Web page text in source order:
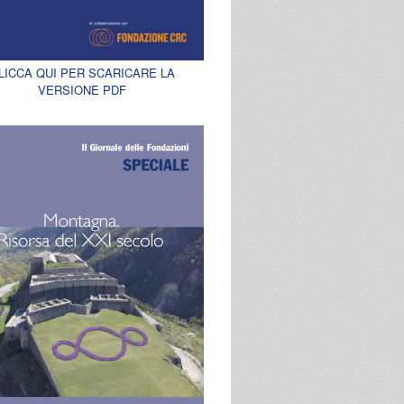
QUI PER SCARICARE LA
VERSIONE PDF